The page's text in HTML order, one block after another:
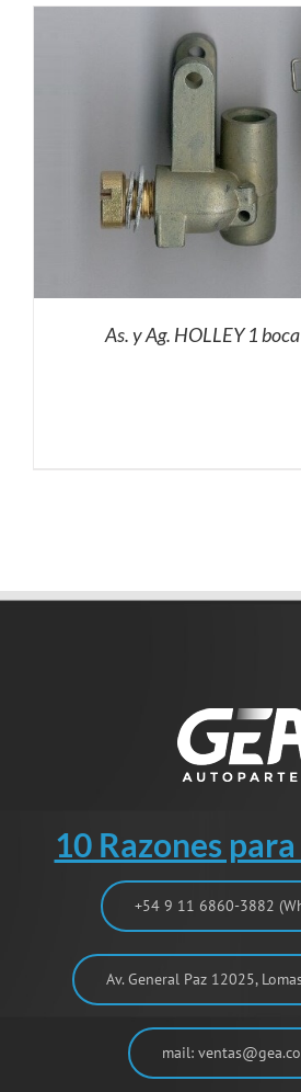
As. y Ag. HOLLEY 1
10 Razones
+54 9 11 6860-3882
Av. General Paz 12025,
mail: